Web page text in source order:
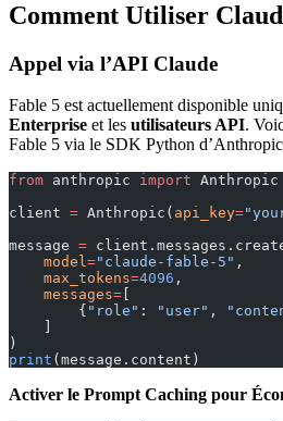
Comment Utiliser
Appel via l’API Claude
Fable 5 est actuellement disponible
Enterprise et les utilisateurs API.
Fable 5 via le SDK Python
from anthropic import Anthropic
client = Anthropic( api_key=
message =
    model
="claude-fable-5" ,
    max_tokens
=4096 ,
    messages
=
        {
"role" : "user" ,
)
print (message.content)
Activer le Prompt Caching pour